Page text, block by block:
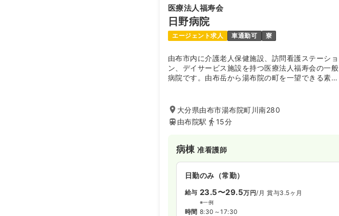
医療法人福寿会
日野病院
エージェント求人 車通勤可 寮
由布市内に介護老人保健施設、訪問看護ステーショ
ン、デイサービス施設を持つ医療法人福寿会の一般
病院です。由布岳から湯布院の町を一望できる素晴
大分県由布市湯布院町川南280
由布院駅
15分
病棟准看護師
日勤のみ（常勤）
給与 23.5〜29.5万円/月 賞与3.5ヶ月
※一例
時間 8:30～17:30